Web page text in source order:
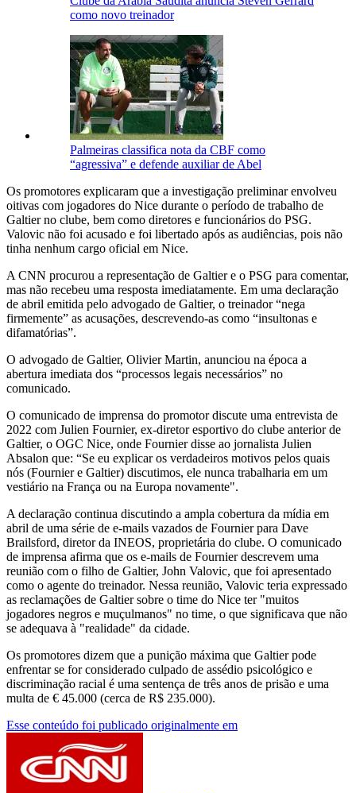
como novo treinador
Palmeiras classifica nota da CBF como
“agressiva” e defende auxiliar de Abel
Os promotores explicaram que a investigação preliminar envolveu
oitivas com jogadores do Nice durante o período de trabalho de
Galtier no clube, bem como diretores e funcionários do PSG.
Valovic não foi acusado e foi libertado após as audiências, pois não
tinha nenhum cargo oficial em Nice.
A CNN procurou a representação de Galtier e o PSG para comentar,
mas não recebeu uma resposta imediatamente. Em uma declaração
de abril emitida pelo advogado de Galtier, o treinador “nega
firmemente” as acusações, descrevendo-as como “insultonas e
difamatórias”.
O advogado de Galtier, Olivier Martin, anunciou na época a
abertura imediata dos “processos legais necessários” no
comunicado.
O comunicado de imprensa do promotor discute uma entrevista de
2022 com Julien Fournier, ex-diretor esportivo do clube anterior de
Galtier, o OGC Nice, onde Fournier disse ao jornalista Julien
Absalon que: “Se eu explicar os verdadeiros motivos pelos quais
nós (Fournier e Galtier) discutimos, ele nunca trabalharia em um
vestiário na França ou na Europa novamente".
A declaração continua discutindo a ampla cobertura da mídia em
abril de uma série de e-mails vazados de Fournier para Dave
Brailsford, diretor da INEOS, proprietária do clube. O comunicado
de imprensa afirma que os e-mails de Fournier descrevem uma
reunião com o filho de Galtier, John Valovic, que foi apresentado
como o agente do treinador. Nessa reunião, Valovic teria expressado
as reclamações de Galtier sobre o time do Nice ter "muitos
jogadores negros e muçulmanos" no time, o que significava que não
se adequava à "realidade" da cidade.
Os promotores dizem que a punição máxima que Galtier pode
enfrentar se for considerado culpado de assédio psicológico e
discriminação racial é uma sentença de três anos de prisão e uma
multa de € 45.000 (cerca de R$ 235.000).
Esse conteúdo foi publicado originalmente em